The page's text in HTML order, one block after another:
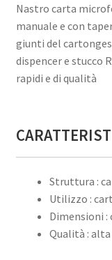
Nastro carta
manuale e con
giunti del
dispencer e stucco
rapidi e di qualità
Struttura :
Utilizzo :
Dimensioni :
Qualità : alta